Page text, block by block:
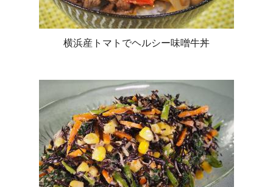
横浜産トマトでヘルシー味噌牛丼